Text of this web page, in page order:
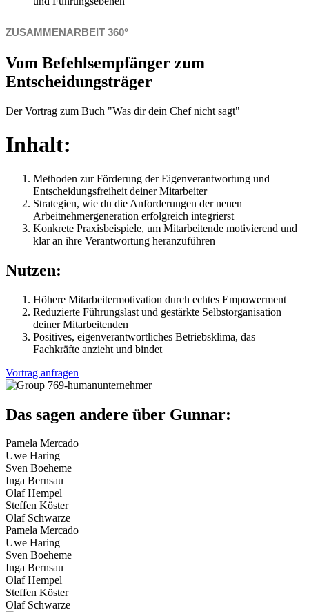
ZUSAMMENARBEIT 360°
Vom Befehlsempfänger zum
Entscheidungsträger
Der Vortrag zum Buch "Was dir dein Chef nicht sagt"
Inhalt:
Methoden zur Förderung der Eigenverantwortung und
Entscheidungsfreiheit deiner Mitarbeiter
Strategien, wie du die Anforderungen der neuen
Arbeitnehmergeneration erfolgreich integrierst
Konkrete Praxisbeispiele, um Mitarbeitende motivierend und
klar an ihre Verantwortung heranzuführen
Nutzen:
Höhere Mitarbeitermotivation durch echtes Empowerment
Reduzierte Führungslast und gestärkte Selbstorganisation
deiner Mitarbeitenden
Positives, eigenverantwortliches Betriebsklima, das
Fachkräfte anzieht und bindet
Vortrag anfragen
Das sagen andere über Gunnar:
Pamela Mercado
Uwe Haring
Sven Boeheme
Inga Bernsau
Olaf Hempel
Steffen Köster
Olaf Schwarze
Pamela Mercado
Uwe Haring
Sven Boeheme
Inga Bernsau
Olaf Hempel
Steffen Köster
Olaf Schwarze